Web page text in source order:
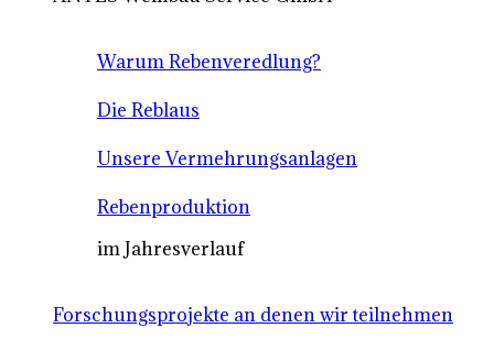
Warum Rebenveredlung?
Die Reblaus
Unsere Vermehrungsanlagen
Rebenproduktion
im Jahresverlauf
Forschungsprojekte an denen wir teilnehmen